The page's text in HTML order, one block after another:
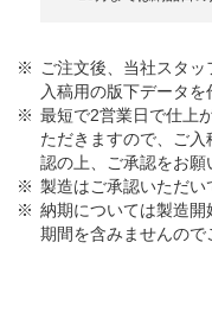
ご注文後、当社スタッ
入稿用の版下データを
最短で2営業日で仕上
ただきますので、ご
認の上、ご承認をお願
製造はご承認いただい
納期については製造
期間を含みませんので